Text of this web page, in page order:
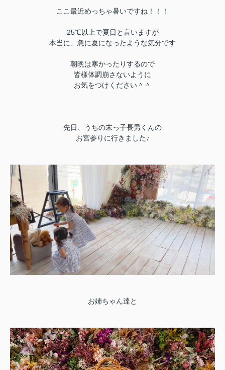
ここ最近めっちゃ暑いですね！！！
25℃以上で夏日と言いますが
本当に、急に夏になったような気分です
朝晩は寒かったりするので
皆様体調崩さないように
お気をつけください＾＾
先日、うちの末っ子長男くんの
お宮参りに行きました♪
お姉ちゃん達と